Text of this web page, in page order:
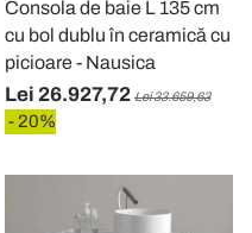
Consola de baie L 135 cm
cu bol dublu în ceramică cu
picioare - Nausica
Lei 26.927,72 Lei 33.659,63
- 20%